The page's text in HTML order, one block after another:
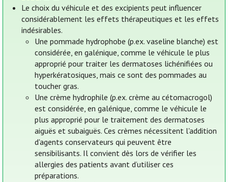
Le choix du véhicule et des excipients peut influencer
considérablement les effets thérapeutiques et les effets
indésirables.
Une pommade hydrophobe (p.ex. vaseline blanche) est
considérée, en galénique, comme le véhicule le plus
approprié pour traiter les dermatoses lichénifiées ou
hyperkératosiques, mais ce sont des pommades au
toucher gras.
Une crème hydrophile (p.ex. crème au cétomacrogol)
est considérée, en galénique, comme le véhicule le
plus approprié pour le traitement des dermatoses
aiguës et subaiguës. Ces crèmes nécessitent l'addition
d'agents conservateurs qui peuvent être
sensibilisants. Il convient dès lors de vérifier les
allergies des patients avant d’utiliser ces
préparations.